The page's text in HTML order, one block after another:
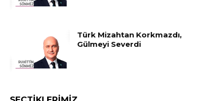
Türk Mizahtan Korkmazdı,
Gülmeyi Severdi